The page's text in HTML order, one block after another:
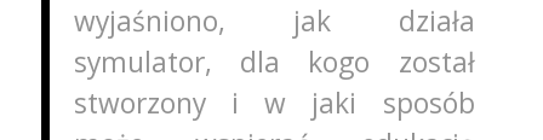
wyjaśniono, jak działa
symulator, dla kogo został
stworzony i w jaki sposób